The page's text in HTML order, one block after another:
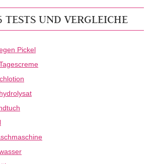
TESTS UND VERGLEICHE
Pickel